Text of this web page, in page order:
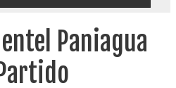
Paniagua